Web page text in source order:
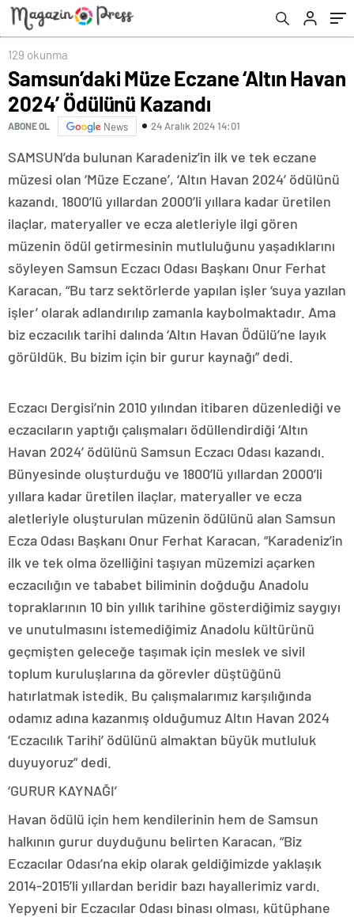
129 okunma
Samsun’daki Müze Eczane ‘Altın Havan
2024’ Ödülünü Kazandı
ABONE OL News 24 Aralık 2024 14:01
SAMSUN’da bulunan Karadeniz’in ilk ve tek eczane
müzesi olan ‘Müze Eczane’, ‘Altın Havan 2024’ ödülünü
kazandı. 1800’lü yıllardan 2000’li yıllara kadar üretilen
ilaçlar, materyaller ve ecza aletleriyle ilgi gören
müzenin ödül getirmesinin mutluluğunu yaşadıklarını
söyleyen Samsun Eczacı Odası Başkanı Onur Ferhat
Karacan, “Bu tarz sektörlerde yapılan işler ‘suya yazılan
işler’ olarak adlandırılıp zamanla kaybolmaktadır. Ama
biz eczacılık tarihi dalında ‘Altın Havan Ödülü’ne layık
görüldük. Bu bizim için bir gurur kaynağı” dedi.
Eczacı Dergisi’nin 2010 yılından itibaren düzenlediği ve
eczacıların yaptığı çalışmaları ödüllendirdiği ‘Altın
Havan 2024’ ödülünü Samsun Eczacı Odası kazandı.
Bünyesinde oluşturduğu ve 1800’lü yıllardan 2000’li
yıllara kadar üretilen ilaçlar, materyaller ve ecza
aletleriyle oluşturulan müzenin ödülünü alan Samsun
Ecza Odası Başkanı Onur Ferhat Karacan, “Karadeniz’in
ilk ve tek olma özelliğini taşıyan müzemizi açarken
eczacılığın ve tababet biliminin doğduğu Anadolu
topraklarının 10 bin yıllık tarihine gösterdiğimiz saygıyı
ve unutulmasını istemediğimiz Anadolu kültürünü
geçmişten geleceğe taşımak için meslek ve sivil
toplum kuruluşlarına da görevler düştüğünü
hatırlatmak istedik. Bu çalışmalarımız karşılığında
odamız adına kazanmış olduğumuz Altın Havan 2024
‘Eczacılık Tarihi’ ödülünü almaktan büyük mutluluk
duyuyoruz” dedi.
‘GURUR KAYNAĞI’
Havan ödülü için hem kendilerinin hem de Samsun
halkının gurur duyduğunu belirten Karacan, “Biz
Eczacılar Odası’na ekip olarak geldiğimizde yaklaşık
2014-2015’li yıllardan beridir bazı hayallerimiz vardı.
Yepyeni bir Eczacılar Odası binası olması, kütüphane